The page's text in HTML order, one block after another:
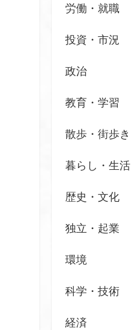
労働・就職
投資・市況
政治
教育・学習
散歩・街歩き
暮らし・生活
歴史・文化
独立・起業
環境
科学・技術
経済